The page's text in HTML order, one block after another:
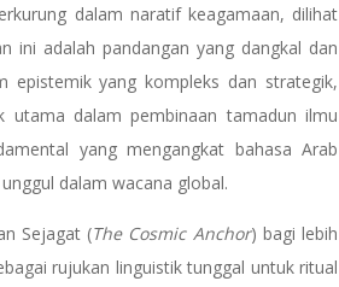
dalam naratif keagamaan, dilihat
ini adalah pandangan yang dangkal dan
epistemik yang kompleks dan strategik,
utama dalam pembinaan tamadun ilmu
yang mengangkat bahasa Arab
dalam wacana global.
Sejagat (The Cosmic Anchor) bagi lebih
rujukan linguistik tunggal untuk ritual